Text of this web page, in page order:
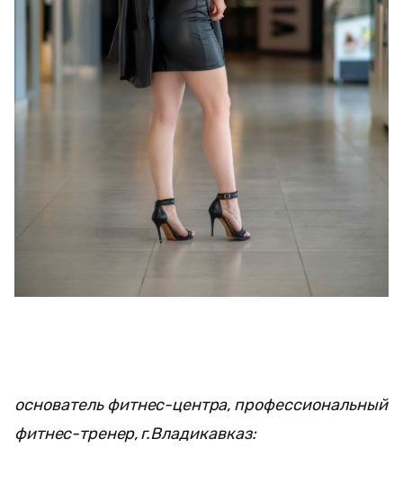
основатель фитнес-центра, профессиональный
фитнес-тренер, г.Владикавказ: